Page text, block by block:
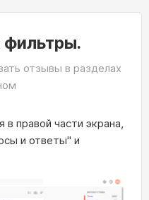
отзывы в разделах
правой части экрана,
и ответы" и